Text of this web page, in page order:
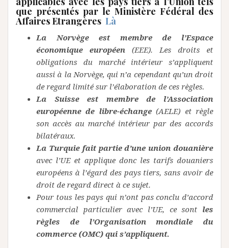
que présentés par le Ministère Fédéral des
Affaires Etrangères Là
La Norvège est membre de l’Espace
économique européen (EEE). Les droits et
obligations du marché intérieur s’appliquent
aussi à la Norvège, qui n’a cependant qu’un droit
de regard limité sur l’élaboration de ces règles.
La Suisse est membre de l’Association
européenne de libre‑échange(AELE) et règle
son accès au marché intérieur par des accords
bilatéraux.
La Turquie fait partie d’une union douanière
avec l’UE et applique donc les tarifs douaniers
européens à l’égard des pays tiers, sans avoir de
droit de regard direct à ce sujet.
Pour tous les pays qui n’ont pas conclu d’accord
commercial particulier avec l’UE, ce sont les
règles de l’Organisation mondiale du
commerce (OMC) qui s’appliquent.